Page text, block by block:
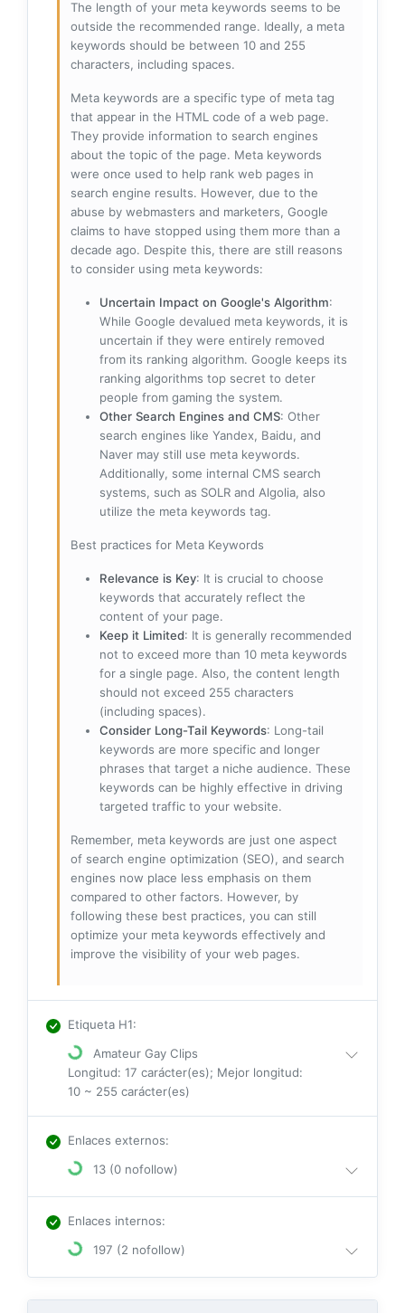
The length of your meta keywords seems to be
outside the recommended range. Ideally, a meta
keywords should be between 10 and 255
characters, including spaces.
Meta keywords are a specific type of meta tag
that appear in the HTML code of a web page.
They provide information to search engines
about the topic of the page. Meta keywords
were once used to help rank web pages in
search engine results. However, due to the
abuse by webmasters and marketers, Google
claims to have stopped using them more than a
decade ago. Despite this, there are still reasons
to consider using meta keywords:
Uncertain Impact on Google's Algorithm:
While Google devalued meta keywords, it is
uncertain if they were entirely removed
from its ranking algorithm. Google keeps its
ranking algorithms top secret to deter
people from gaming the system.
Other Search Engines and CMS: Other
search engines like Yandex, Baidu, and
Naver may still use meta keywords.
Additionally, some internal CMS search
systems, such as SOLR and Algolia, also
utilize the meta keywords tag.
Best practices for Meta Keywords
Relevance is Key: It is crucial to choose
keywords that accurately reflect the
content of your page.
Keep it Limited: It is generally recommended
not to exceed more than 10 meta keywords
for a single page. Also, the content length
should not exceed 255 characters
(including spaces).
Consider Long-Tail Keywords: Long-tail
keywords are more specific and longer
phrases that target a niche audience. These
keywords can be highly effective in driving
targeted traffic to your website.
Remember, meta keywords are just one aspect
of search engine optimization (SEO), and search
engines now place less emphasis on them
compared to other factors. However, by
following these best practices, you can still
optimize your meta keywords effectively and
improve the visibility of your web pages.
Etiqueta H1:
Amateur Gay Clips
Longitud: 17 carácter(es); Mejor longitud:
10 ~ 255 carácter(es)
Enlaces externos:
13 (0 nofollow)
Enlaces internos:
197 (2 nofollow)